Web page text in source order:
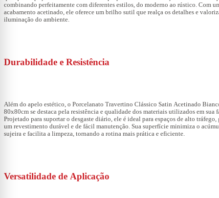
combinando perfeitamente com diferentes estilos, do moderno ao rústico. Com
acabamento acetinado, ele oferece um brilho sutil que realça os detalhes e
iluminação do ambiente.
Durabilidade e Resistência
Além do apelo estético, o Porcelanato Travertino Clássico Satin Acetinado
80x80cm se destaca pela resistência e qualidade dos materiais utilizados em sua
Projetado para suportar o desgaste diário, ele é ideal para espaços de alto tráfego,
um revestimento durável e de fácil manutenção. Sua superfície minimiza o
sujeira e facilita a limpeza, tornando a rotina mais prática e eficiente.
Versatilidade de Aplicação